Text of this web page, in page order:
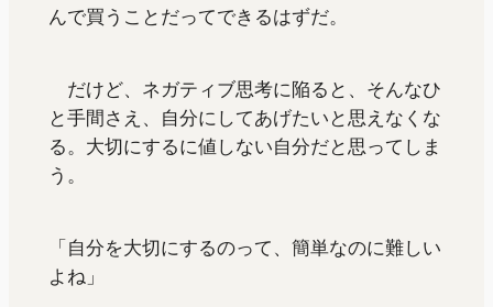
んで買うことだってできるはずだ。
だけど、ネガティブ思考に陥ると、そんなひ
と手間さえ、自分にしてあげたいと思えなくな
る。大切にするに値しない自分だと思ってしま
う。
「自分を大切にするのって、簡単なのに難しい
よね」